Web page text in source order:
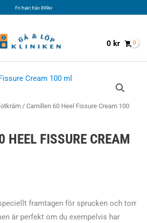
Fri frakt från 899kr
0 kr
/ Camillen 60 Heel Fissure Cream 100
HEEL FISSURE CREAM
framtagen för sprucken och torr
är perfekt om du exempelvis har